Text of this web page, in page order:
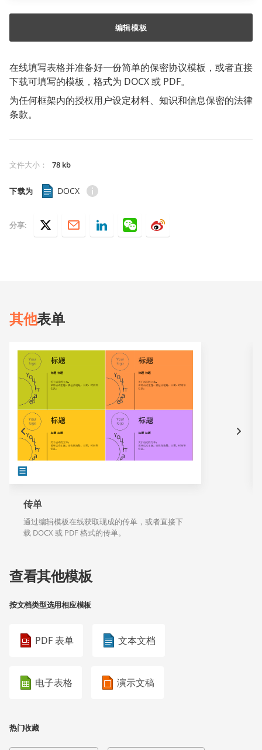
在线填写表格并准备好一份简单的保密协议模板，或者直接
下载可填写的模板，格式为 DOCX 或 PDF。
为任何框架内的授权用户设定材料、知识和信息保密的法律
条款。
文件大小 ： 78 kb
下载为 DOCX
编辑模板
分享:
其他表单
传单
通过编辑模板在线获取现成的传单，或者直接下
载 DOCX 或 PDF 格式的传单。
查看其他模板
按文档类型选用相应模板
PDF 表单 文本文档
电子表格 演示文稿
热门收藏